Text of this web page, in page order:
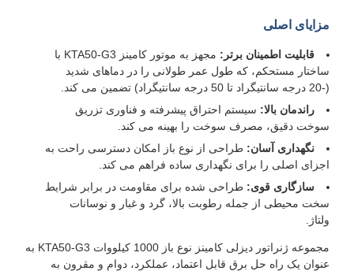
مزایای اصلی
قابلیت اطمینان برتر:
مجهز به موتور کامینز KTA50-G3 با
ساختار مستحکم، که طول عمر طولانی را در دماهای شدید
(-20 درجه سانتیگراد تا 50 درجه سانتیگراد) تضمین می کند.
راندمان بالا: سیستم احتراق پیشرفته و فناوری تزریق
سوخت دقیق، مصرف سوخت را بهینه می کند.
نگهداری آسان: طراحی از نوع باز امکان دسترسی راحت به
اجزای اصلی را برای نگهداری ساده فراهم می کند.
سازگاری قوی: طراحی شده برای مقاومت در برابر شرایط
سخت محیطی از جمله رطوبت بالا، گرد و غبار و نوسانات
ولتاژ.
مجموعه ژنراتور دیزلی کامینز نوع باز 1000 کیلووات KTA50-G3 به
عنوان یک راه حل برق قابل اعتماد، عملکرد، دوام و مقرون به